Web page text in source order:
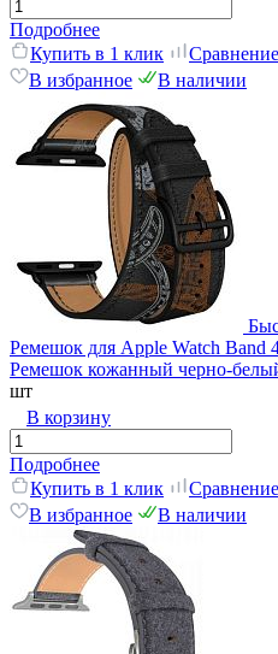
Подробнее
Купить в 1 клик
Сравнение
В избранное
В наличии
Ремешок для Apple Watch Band
Ремешок кожанный черно-
шт
В корзину
Подробнее
Купить в 1 клик
Сравнение
В избранное
В наличии